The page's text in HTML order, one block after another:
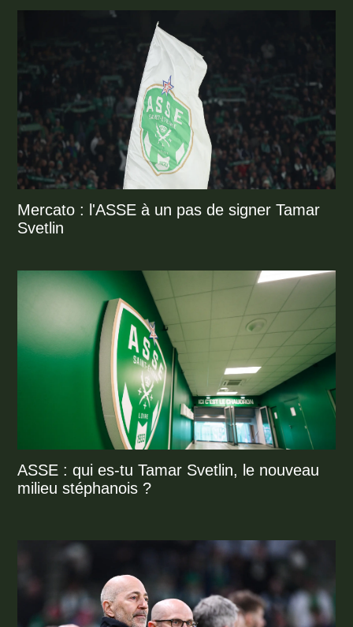
Mercato : l'ASSE à un pas de signer Tamar
Svetlin
ASSE : qui es-tu Tamar Svetlin, le nouveau
milieu stéphanois ?